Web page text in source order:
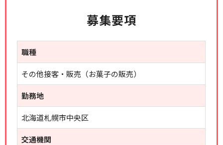
募集要項
職種
その他接客・販売（お菓子の販売）
勤務地
北海道札幌市中央区
交通機関